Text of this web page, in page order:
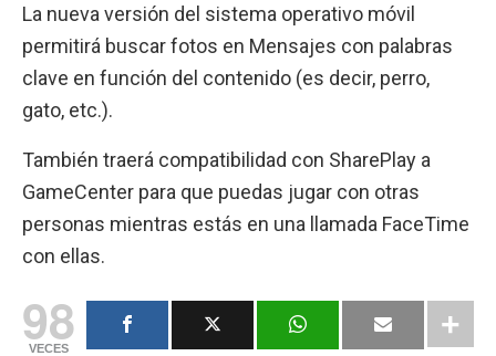
La nueva versión del sistema operativo móvil
permitirá buscar fotos en Mensajes con palabras
clave en función del contenido (es decir, perro,
gato, etc.).
También traerá compatibilidad con SharePlay a
GameCenter para que puedas jugar con otras
personas mientras estás en una llamada FaceTime
con ellas.
98
VECES